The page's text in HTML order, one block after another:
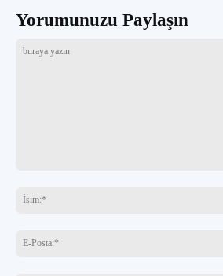
Yorumunuzu Paylaşın
yazın